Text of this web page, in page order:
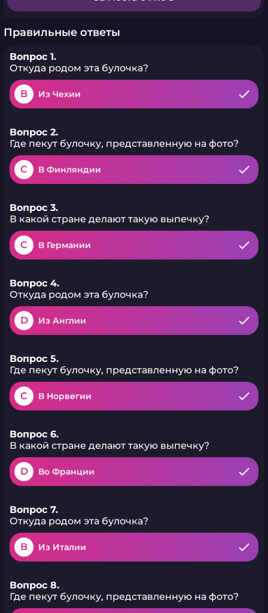
Правильные ответы
Вопрос 1.
Откуда родом эта булочка?
B Из Чехии
Вопрос 2.
Где пекут булочку, представленную на фото?
C В Финляндии
Вопрос 3.
В какой стране делают такую выпечку?
C В Германии
Вопрос 4.
Откуда родом эта булочка?
D Из Англии
Вопрос 5.
Где пекут булочку, представленную на фото?
C В Норвегии
Вопрос 6.
В какой стране делают такую выпечку?
D Во Франции
Вопрос 7.
Откуда родом эта булочка?
B Из Италии
Вопрос 8.
Где пекут булочку, представленную на фото?